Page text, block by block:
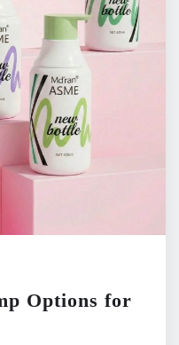
Options for